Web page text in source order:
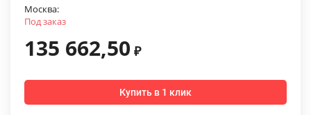
Москва:
Под заказ
135 662,50 ₽
Купить в 1 клик